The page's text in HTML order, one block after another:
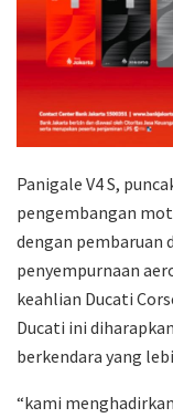
Panigale V4 S,
pengembangan
dengan pembaruan
penyempurnaan
keahlian Ducati
Ducati ini
berkendara yang
“kami